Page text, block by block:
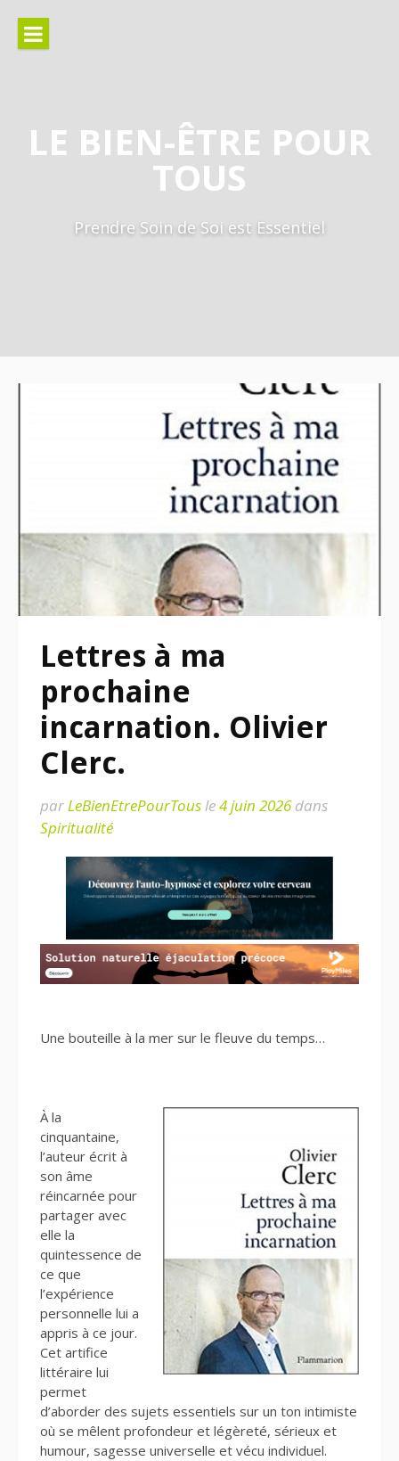
contenu
LE BIEN-ÊTRE POUR
TOUS
Prendre Soin de Soi est Essentiel
Lettres à ma
prochaine
incarnation. Olivier
Clerc.
parLeBienEtrePourTousle4 juin 2026dans
Spiritualité
Une bouteille à la mer sur le fleuve du temps…
À la
cinquantaine,
l’auteur écrit à
son âme
réincarnée pour
partager avec
elle la
quintessence de
ce que
l’expérience
personnelle lui a
appris à ce jour.
Cet artifice
littéraire lui
permet
d’aborder des sujets essentiels sur un ton intimiste
où se mêlent profondeur et légèreté, sérieux et
humour, sagesse universelle et vécu individuel.